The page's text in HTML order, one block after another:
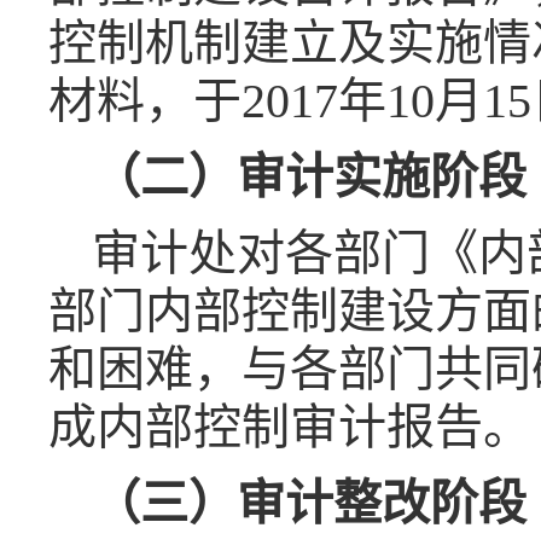
控制机制建立及实施
材料，于2017年10月
（二）审计实施阶
审计处对各部门《
部门内部控制建设方
和困难，与各部门共
成内部控制审计报告。
（三）审计整改阶